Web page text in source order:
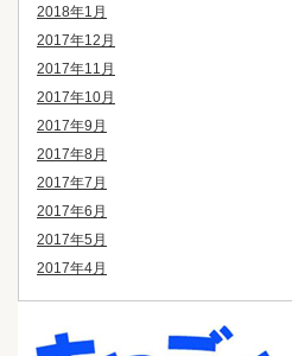
2018年1月
2017年12月
2017年11月
2017年10月
2017年9月
2017年8月
2017年7月
2017年6月
2017年5月
2017年4月